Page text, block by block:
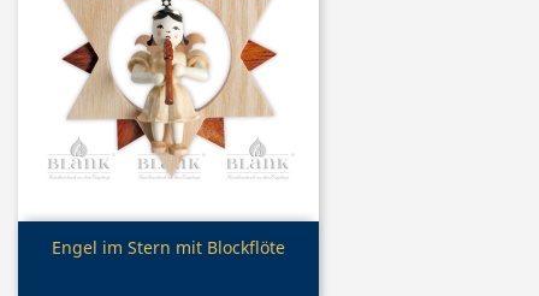
Vorschau
Engel im Stern mit Blockflöte